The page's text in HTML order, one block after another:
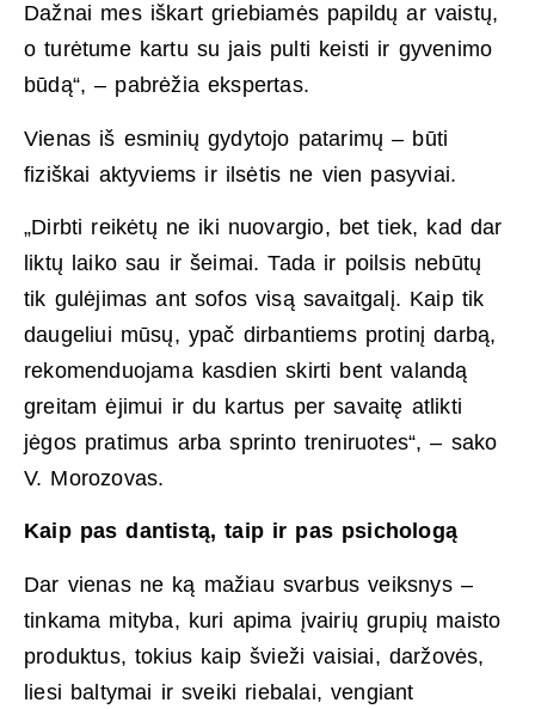
Dažnai mes iškart griebiamės papildų ar vaistų,
o turėtume kartu su jais pulti keisti ir gyvenimo
būdą“, – pabrėžia ekspertas.
Vienas iš esminių gydytojo patarimų – būti
fiziškai aktyviems ir ilsėtis ne vien pasyviai.
„Dirbti reikėtų ne iki nuovargio, bet tiek, kad dar
liktų laiko sau ir šeimai. Tada ir poilsis nebūtų
tik gulėjimas ant sofos visą savaitgalį. Kaip tik
daugeliui mūsų, ypač dirbantiems protinį darbą,
rekomenduojama kasdien skirti bent valandą
greitam ėjimui ir du kartus per savaitę atlikti
jėgos pratimus arba sprinto treniruotes“, – sako
V. Morozovas.
Kaip pas dantistą, taip ir pas psichologą
Dar vienas ne ką mažiau svarbus veiksnys –
tinkama mityba, kuri apima įvairių grupių maisto
produktus, tokius kaip švieži vaisiai, daržovės,
liesi baltymai ir sveiki riebalai, vengiant